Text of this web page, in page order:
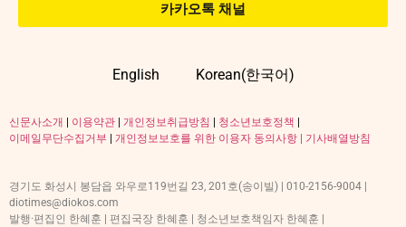
카카오톡 채널
English Korean(한국어)
신문사소개 이용약관 개인정보취급방침 청소년보호정책
이메일무단수집거부
개인정보보호를 위한 이용자 동의사항 | 기사배열방침
경기도 화성시 봉담읍 와우로119번길 23, 201호(송이빌) | 010-2156-9004 |
diotimes@diokos.com
발행·편집인 한혜훈 | 편집국장 한혜훈 | 청소년보호책임자 한혜훈 |